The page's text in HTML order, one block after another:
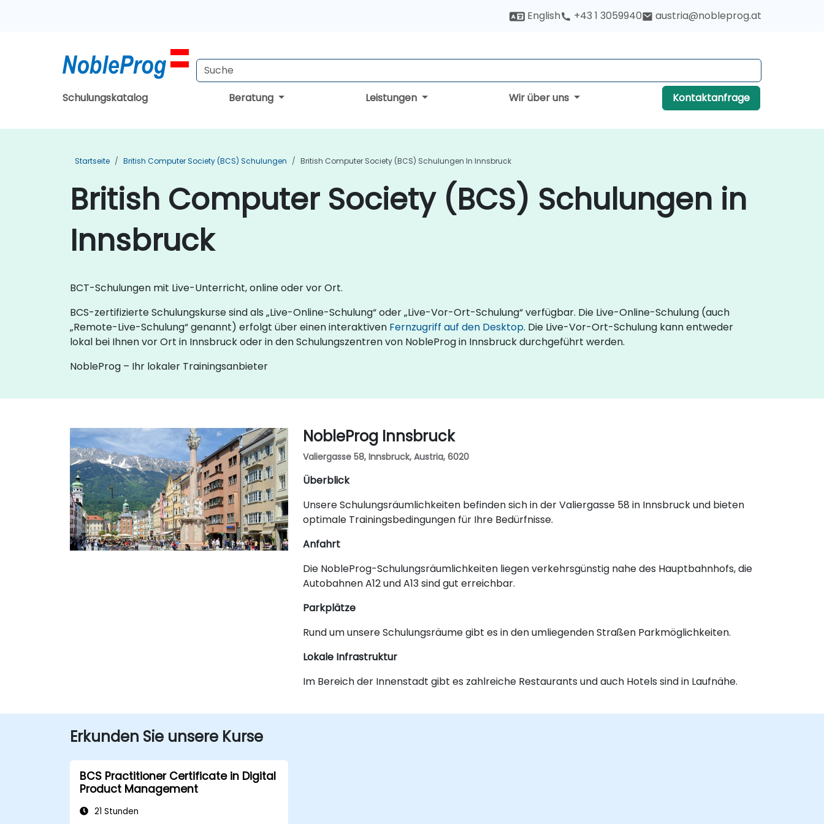
English +43 1 3059940 austria@nobleprog.at
Schulungskatalog Beratung Leistungen Wir über uns Kontaktanfrage
Startseite British Computer Society (BCS) Schulungen British Computer Society (BCS) Schulungen In Innsbruck
British Computer Society (BCS) Schulungen in
Innsbruck
BCT-Schulungen mit Live-Unterricht, online oder vor Ort.
BCS-zertifizierte Schulungskurse sind als „Live-Online-Schulung“ oder „Live-Vor-Ort-Schulung“ verfügbar. Die Live-Online-Schulung (auch
„Remote-Live-Schulung“ genannt) erfolgt über einen interaktiven Fernzugriff auf den Desktop. Die Live-Vor-Ort-Schulung kann entweder
lokal bei Ihnen vor Ort in Innsbruck oder in den Schulungszentren von NobleProg in Innsbruck durchgeführt werden.
NobleProg – Ihr lokaler Trainingsanbieter
NobleProg Innsbruck
Valiergasse 58, Innsbruck, Austria, 6020
Überblick
Unsere Schulungsräumlichkeiten befinden sich in der Valiergasse 58 in Innsbruck und bieten
optimale Trainingsbedingungen für Ihre Bedürfnisse.
Anfahrt
Die NobleProg-Schulungsräumlichkeiten liegen verkehrsgünstig nahe des Hauptbahnhofs, die
Autobahnen A12 und A13 sind gut erreichbar.
Parkplätze
Rund um unsere Schulungsräume gibt es in den umliegenden Straßen Parkmöglichkeiten.
Lokale Infrastruktur
Im Bereich der Innenstadt gibt es zahlreiche Restaurants und auch Hotels sind in Laufnähe.
Erkunden Sie unsere Kurse
BCS Practitioner Certificate in Digital
Product Management
21 Stunden